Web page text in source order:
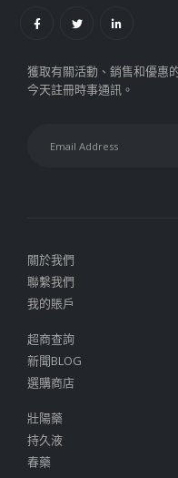
獲取有關活動、銷售和優惠
今天註冊時事通訊。
關於我們
聯繫我們
我的賬戶
超商查詢
新聞BLOG
選購商店
壯陽藥
持久液
春藥